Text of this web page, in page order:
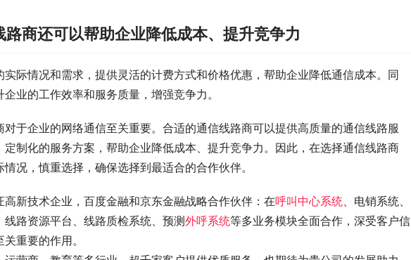
商还可以帮助企业降低成本、提升竞争力
际情况和需求，提供灵活的计费方式和价格优惠，帮助企业降低通信成本。同
业的工作效率和服务质量，增强竞争力。
于企业的网络通信至关重要。合适的通信线路商可以提供高质量的通信线路服
制化的服务方案，帮助企业降低成本、提升竞争力。因此，在选择通信线路商
况，慎重选择，确保选择到最适合的合作伙伴。
新技术企业，百度金融和京东金融战略合作伙伴：在呼叫中心系统、电销系统、
路资源平台、线路质检系统、预测外呼系统等多业务模块全面合作，深受客户信
重要的作用。